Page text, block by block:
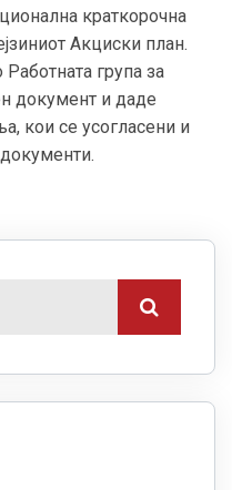
краткорочна
Акциски план.
група за
документ и даде
кои се усогласени и